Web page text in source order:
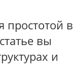
в
вы
и